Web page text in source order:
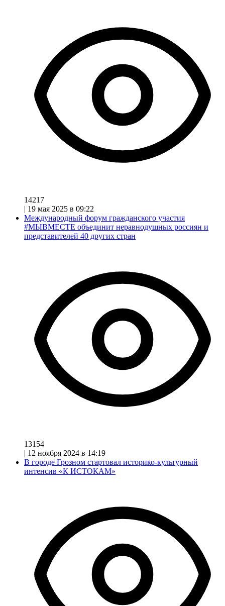
14217
| 19 мая 2025 в 09:22
Международный форум гражданского участия
#МЫВМЕСТЕ объединит неравнодушных россиян и
представителей 40 других стран
13154
| 12 ноября 2024 в 14:19
В городе Грозном стартовал историко-культурный
интенсив «К ИСТОКАМ»